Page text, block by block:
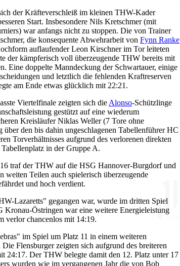
der Kräfteverschleiß im kleinen THW-Kader
Start. Insbesondere Nils Kretschmer (mit
war anfangs nicht zu stoppen. Die von Trainer
die konsequente Abwehrarbeit von Fynn Ranke
auflaufender Leon Kirschner im Tor leiteten
der kämpferisch voll überzeugende THW bereits mit
Eine doppelte Manndeckung der Schwartauer, einige
und letztlich die fehlenden Kraftreserven
am Ende etwas glücklich mit 22:21.
Viertelfinale zeigten sich die Alonso-Schützlinge
gestützt auf eine wiederum
Kreisläufer Niklas Weller (7 Tore ohne
den bis dahin ungeschlagenen Tabellenführer HC
Torverhältnisses aufgrund des verlorenen direkten
in der Gruppe A.
traf der THW auf die HSG Hannover-Burgdorf und
weiten Teilen auch spielerisch überzeugende
und hoch verdient.
Lazaretts" gegangen war, wurde im dritten Spiel
Kronau-Östringen war eine weitere Energieleistung
verlor chancenlos mit 14:19.
im Spiel um Platz 11 in einem weiteren
Flensburger zeigten sich aufgrund des breiteren
24:17. Der THW belegte damit den 12. Platz unter 17
wurden wie im vergangenen Jahr die von Bob